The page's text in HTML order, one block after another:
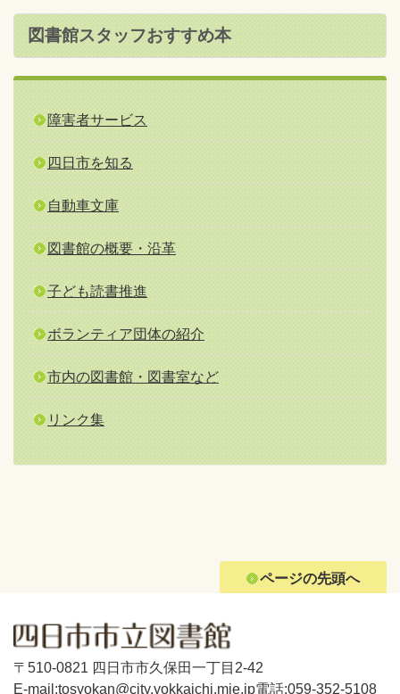
図書館スタッフおすすめ本
障害者サービス
四日市を知る
自動車文庫
図書館の概要・沿革
子ども読書推進
ボランティア団体の紹介
市内の図書館・図書室など
リンク集
ページの先頭へ
〒510-0821 四日市市久保田一丁目2-42
E-mail:tosyokan@city.yokkaichi.mie.jp電話:059-352-5108